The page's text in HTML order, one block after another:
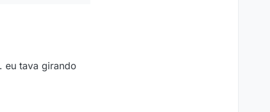
eu tava girando